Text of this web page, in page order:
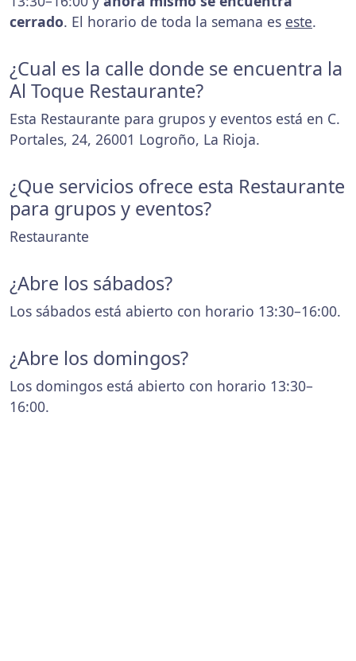
cerrado. El horario de toda la semana es este.
¿Cual es la calle donde se encuentra la
Al Toque Restaurante?
Esta Restaurante para grupos y eventos está en C.
Portales, 24, 26001 Logroño, La Rioja.
¿Que servicios ofrece esta Restaurante
para grupos y eventos?
Restaurante
¿Abre los sábados?
Los sábados está abierto con horario 13:30–16:00.
¿Abre los domingos?
Los domingos está abierto con horario 13:30–
16:00.